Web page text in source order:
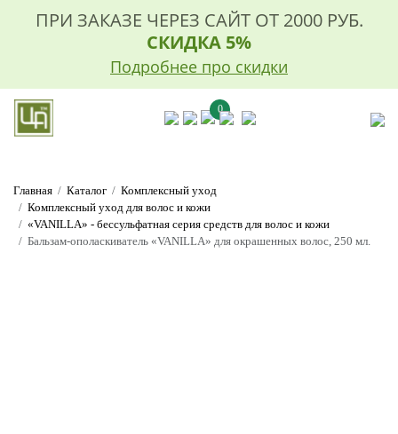
ПРИ ЗАКАЗЕ ЧЕРЕЗ САЙТ ОТ 2000 РУБ.
СКИДКА 5%
Подробнее про скидки
0
Главная Каталог
Комплексный уход
Комплексный уход для волос и кожи
«VANILLA» - бессульфатная серия средств для волос и кожи
Бальзам-ополаскиватель «VANILLA» для окрашенных волос, 250 мл.